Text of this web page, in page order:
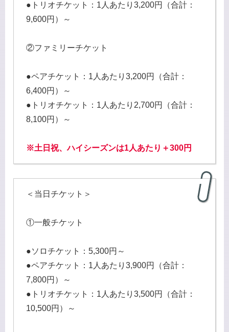
●トリオチケット：1人あたり3,200円（合計：
9,600円）～
②ファミリーチケット
●ペアチケット：1人あたり3,200円（合計：
6,400円）～
●トリオチケット：1人あたり2,700円（合計：
8,100円）～
※土日祝、ハイシーズンは1人あたり＋300円
＜当日チケット＞
①一般チケット
●ソロチケット：5,300円～
●ペアチケット：1人あたり3,900円（合計：
7,800円）～
●トリオチケット：1人あたり3,500円（合計：
10,500円）～